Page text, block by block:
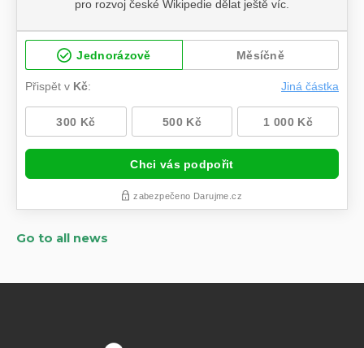
Go to all news